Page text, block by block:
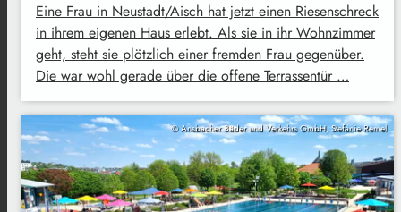
Eine Frau in Neustadt/Aisch hat jetzt einen Riesenschreck
in ihrem eigenen Haus erlebt. Als sie in ihr Wohnzimmer
geht, steht sie plötzlich einer fremden Frau gegenüber.
Die war wohl gerade über die offene Terrassentür …
© Ansbacher Bäder und Verkehrs GmbH, Stefanie Remel